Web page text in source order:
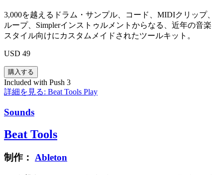
3,000を越えるドラム・サンプル、コード、MIDIクリップ、
ループ、Simplerインストゥルメントからなる、近年の音楽
スタイル向けにカスタムメイドされたツールキット。
USD 49
Included with Push 3
詳細を見る: Beat Tools Play
Sounds
Beat Tools
制作： Ableton